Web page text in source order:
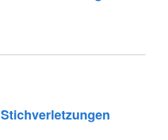
Stichverletzungen